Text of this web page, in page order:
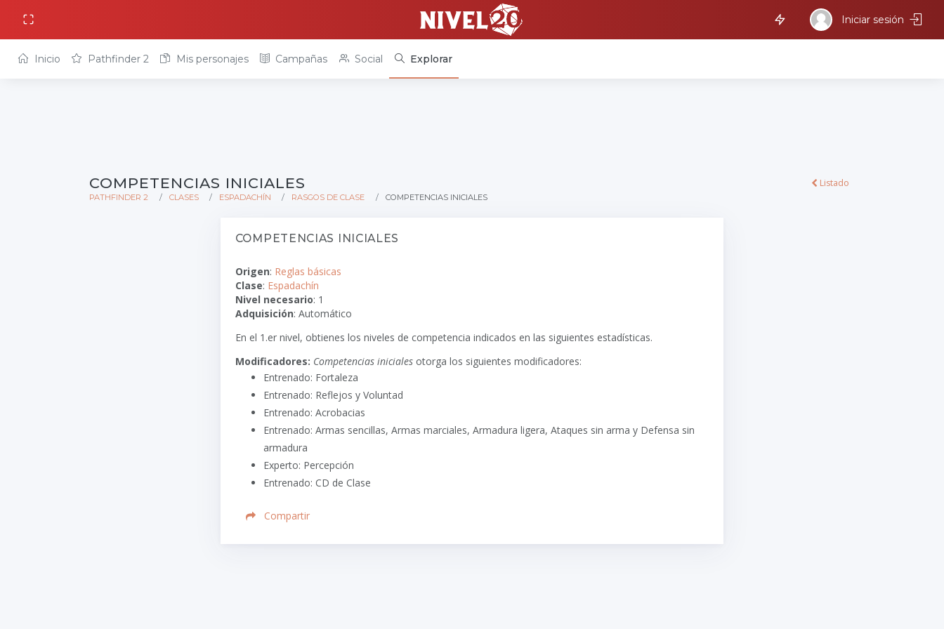
Iniciar sesión
Inicio Pathfinder 2 Mis personajes Campañas Social Explorar
COMPETENCIAS INICIALES
PATHFINDER 2 CLASES ESPADACHÍN RASGOS DE CLASE COMPETENCIAS INICIALES
Listado
COMPETENCIAS INICIALES
Origen: Reglas básicas
Clase: Espadachín
Nivel necesario: 1
Adquisición: Automático
En el 1.er nivel, obtienes los niveles de competencia indicados en las siguientes estadísticas.
Modificadores: Competencias inicialesotorga los siguientes modificadores:
Entrenado: Fortaleza
Entrenado: Reflejos y Voluntad
Entrenado: Acrobacias
Entrenado: Armas sencillas, Armas marciales, Armadura ligera, Ataques sin arma y Defensa sin
armadura
Experto: Percepción
Entrenado: CD de Clase
Compartir